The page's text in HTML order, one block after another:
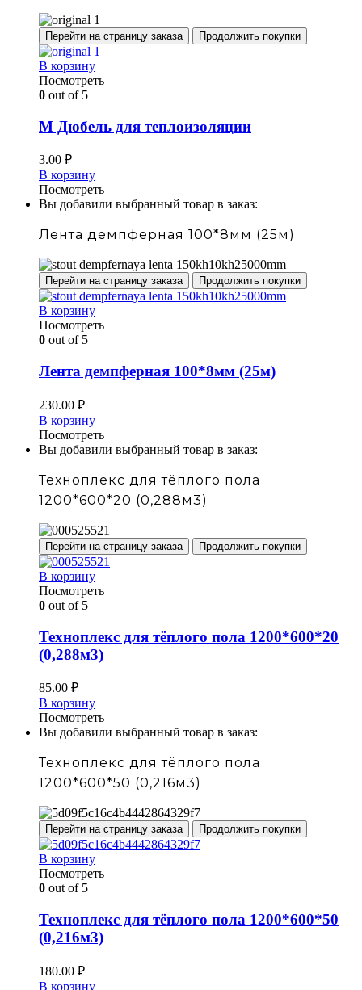
Перейти на страницу заказа Продолжить покупки
В корзину
Посмотреть
0 out of 5
М Дюбель для теплоизоляции
3.00 ₽
В корзину
Посмотреть
Вы добавили выбранный товар в заказ:
Лента демпферная 100*8мм (25м)
Перейти на страницу заказа Продолжить покупки
В корзину
Посмотреть
0 out of 5
Лента демпферная 100*8мм (25м)
230.00 ₽
В корзину
Посмотреть
Вы добавили выбранный товар в заказ:
Техноплекс для тёплого пола
1200*600*20 (0,288м3)
Перейти на страницу заказа Продолжить покупки
В корзину
Посмотреть
0 out of 5
Техноплекс для тёплого пола 1200*600*20
(0,288м3)
85.00 ₽
В корзину
Посмотреть
Вы добавили выбранный товар в заказ:
Техноплекс для тёплого пола
1200*600*50 (0,216м3)
Перейти на страницу заказа Продолжить покупки
В корзину
Посмотреть
0 out of 5
Техноплекс для тёплого пола 1200*600*50
(0,216м3)
180.00 ₽
В корзину